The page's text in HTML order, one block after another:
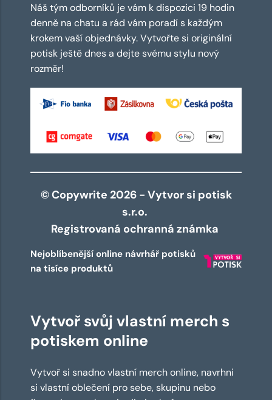
Náš tým odborníků je vám k dispozici 19 hodin
denně na chatu a rád vám poradí s každým
krokem vaší objednávky. Vytvořte si originální
potisk ještě dnes a dejte svému stylu nový
rozměr!
© Copywrite 2026 - Vytvor si potisk
s.r.o.
Registrovaná ochranná známka
Nejoblíbenější online návrhář potisků
na tisíce produktů
Vytvoř svůj vlastní merch s
potiskem online
Vytvoř si snadno vlastní merch online, navrhni
si vlastní oblečení pro sebe, skupinu nebo